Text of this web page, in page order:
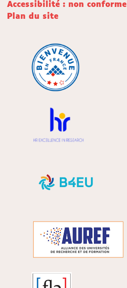
Accessibilité : non conforme
Plan du site